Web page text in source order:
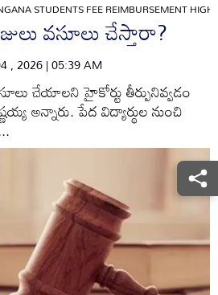
STUDENTS FEE REIMBURSEMENT
వసూలు చేస్తారా?
, 2026 | 05:39 AM
చేయాలని హైకోర్టు తీర్పునివ్వడం
అన్నారు. పేద విద్యార్థుల నుంచి